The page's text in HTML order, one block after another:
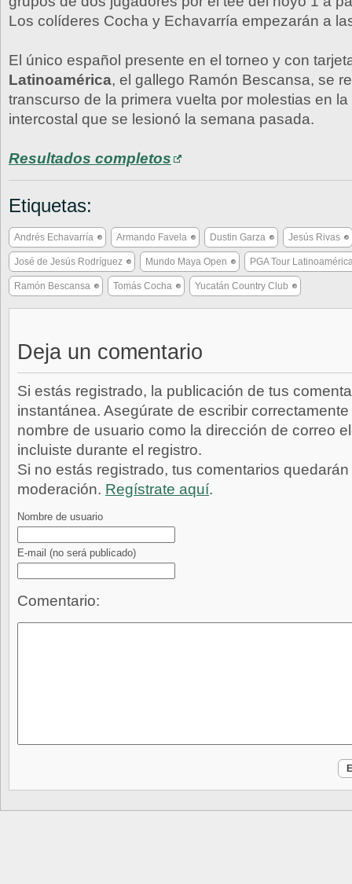
Los colíderes Cocha y Echavarría empezarán a
El único español presente en el torneo y con
Latinoamérica, el gallego Ramón Bescansa, se
transcurso de la primera vuelta por molestias en
intercostal que se lesionó la semana pasada.
Resultados completos
Etiquetas:
Andrés Echavarría Armando Favela Dustin Garza Jesús Rivas
José de Jesús Rodríguez Mundo Maya Open PGA Tour
Ramón Bescansa Tomás Cocha Yucatán Country Club
Deja un comentario
Si estás registrado, la publicación de tus
instantánea. Asegúrate de escribir
nombre de usuario como la dirección de correo
incluiste durante el registro.
Si no estás registrado, tus comentarios
moderación. Regístrate aquí.
Nombre de usuario
E-mail (no será publicado)
Comentario: